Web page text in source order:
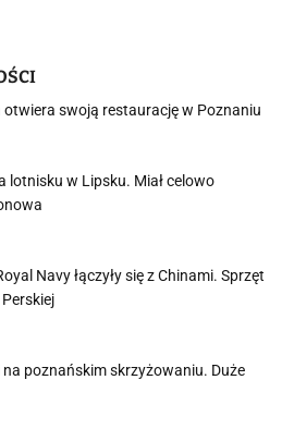
swoją restaurację w Poznaniu
lotnisku w Lipsku. Miał celowo
Navy łączyły się z Chinami. Sprzęt
poznańskim skrzyżowaniu. Duże